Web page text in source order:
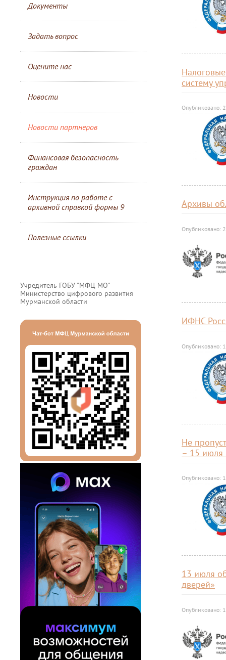
Документы
Задать вопрос
Оцените нас
Новости
Новости партнеров
Финансовая безопасность
граждан
Инструкция по работе с
архивной справкой формы 9
Полезные ссылки
Учредитель ГОБУ "МФЦ МО"
Министерство цифрового развития
Мурманской области
систему
Опубликовано:
Архивы
Опубликовано:
ИФНС
Опубликовано:
Не
– 15 июля
Опубликовано:
13 июля
дверей»
Опубликовано: